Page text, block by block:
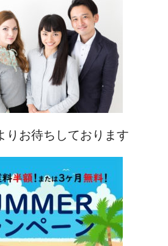
りお待ちしております